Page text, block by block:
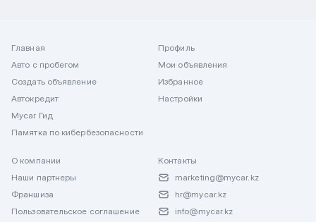
Главная
Авто с пробегом
Создать объявление
Автокредит
Mycar Гид
Памятка по кибербезопасности
Профиль
Мои объявления
Избранное
Настройки
О компании
Наши партнеры
Франшиза
Пользовательское соглашение
Контакты
marketing@mycar.kz
hr@mycar.kz
info@mycar.kz